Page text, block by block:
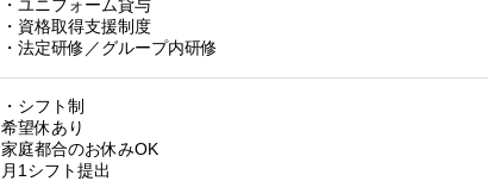
・ユニフォーム貸与
・資格取得支援制度
・法定研修／グループ内研修
・シフト制
希望休あり
家庭都合のお休みOK
月1シフト提出